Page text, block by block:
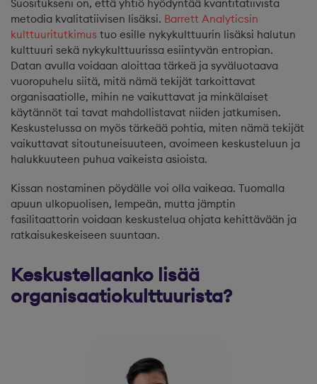
Suositukseni on, että yhtiö hyödyntää kvantitatiivista
metodia kvalitatiivisen lisäksi. Barrett Analyticsin
kulttuuritutkimus tuo esille nykykulttuurin lisäksi halutun
kulttuuri sekä nykykulttuurissa esiintyvän entropian.
Datan avulla voidaan aloittaa tärkeä ja syväluotaava
vuoropuhelu siitä, mitä nämä tekijät tarkoittavat
organisaatiolle, mihin ne vaikuttavat ja minkälaiset
käytännöt tai tavat mahdollistavat niiden jatkumisen.
Keskustelussa on myös tärkeää pohtia, miten nämä tekijät
vaikuttavat sitoutuneisuuteen, avoimeen keskusteluun ja
halukkuuteen puhua vaikeista asioista.
Kissan nostaminen pöydälle voi olla vaikeaa. Tuomalla
apuun ulkopuolisen, lempeän, mutta jämptin
fasilitaattorin voidaan keskustelua ohjata kehittävään ja
ratkaisukeskeiseen suuntaan.
Keskustellaanko lisää
organisaatiokulttuurista?